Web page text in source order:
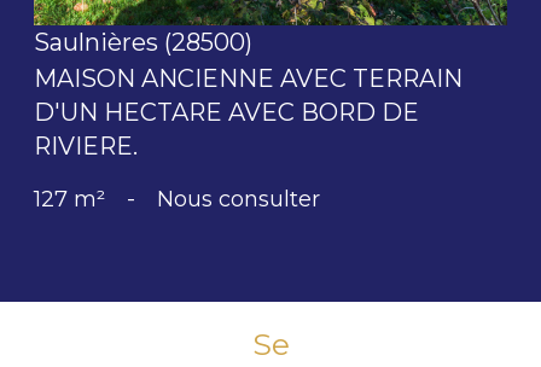
Saulnières (28500)
MAISON ANCIENNE AVEC TERRAIN
D'UN HECTARE AVEC BORD DE
RIVIERE.
127 m² - Nous consulter
Se